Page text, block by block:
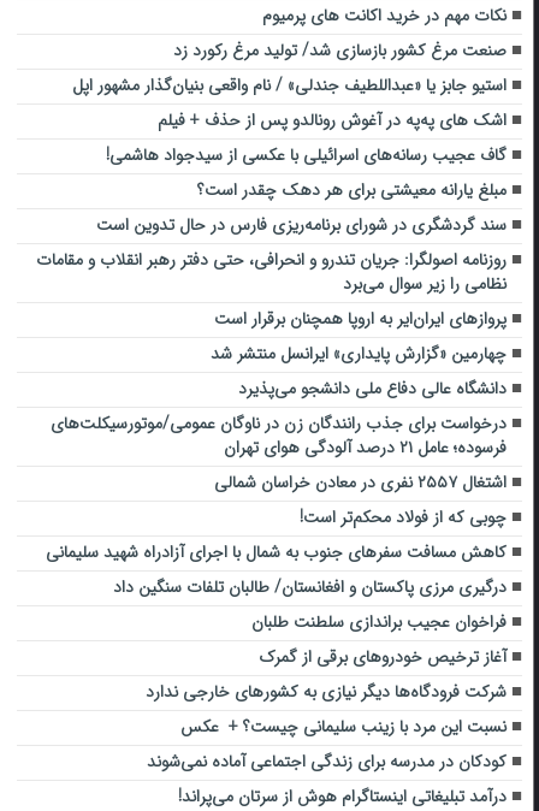
نکات مهم در خرید اکانت های پرمیوم
صنعت مرغ کشور بازسازی شد/ تولید مرغ رکورد زد
استیو جابز یا «عبداللطیف جندلی» / نام واقعی بنیان‌گذار مشهور اپل
اشک های په‌په در آغوش رونالدو پس از حذف + فیلم
گاف عجیب رسانه‌های اسرائیلی با عکسی از سیدجواد هاشمی!
مبلغ یارانه معیشتی برای هر دهک چقدر است؟
سند گردشگری در شورای برنامه‌ریزی فارس در حال تدوین است
روزنامه اصولگرا: جریان تندرو و انحرافی، حتی دفتر رهبر انقلاب و مقامات
نظامی را زیر سوال می‌برد
پروازهای ایران‌ایر به اروپا همچنان برقرار است
چهارمین «گزارش پایداری» ایرانسل منتشر شد
دانشگاه عالی دفاع ملی دانشجو می‌پذیرد
درخواست برای جذب رانندگان زن در ناوگان عمومی/موتورسیکلت‌های
فرسوده؛ عامل ۲۱ درصد آلودگی هوای تهران
اشتغال ۲۵۵۷ نفری در معادن خراسان شمالی
چوبی که از فولاد محکم‌تر است!
کاهش مسافت سفرهای جنوب به شمال با اجرای آزادراه شهید سلیمانی
درگیری‌ مرزی پاکستان و افغانستان/ طالبان تلفات سنگین داد
فراخوان عجیب براندازی سلطنت طلبان
آغاز ترخیص خودروهای برقی از گمرک
شرکت فرودگاه‌ها دیگر نیازی به کشورهای خارجی ندارد
نسبت این مرد با زینب سلیمانی چیست؟ + عکس
کودکان در مدرسه برای زندگی اجتماعی آماده نمی‌شوند
درآمد تبلیغاتی اینستاگرام هوش از سرتان می‌پراند!